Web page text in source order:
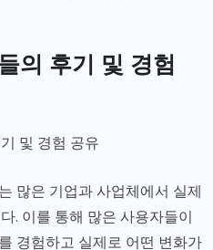
의 후기 및 경험
및 경험 공유
많은 기업과 사업체에서 실제
. 이를 통해 많은 사용자들이
경험하고 실제로 어떤 변화가